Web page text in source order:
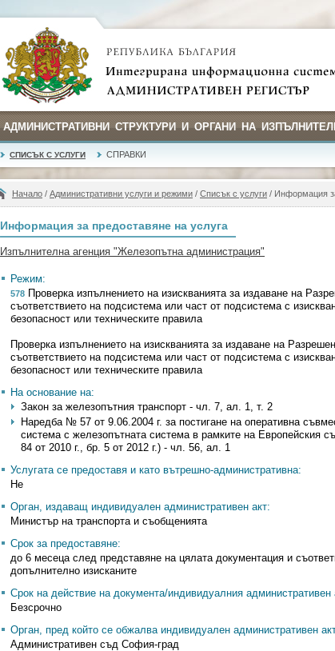
АДМИНИСТРАТИВНИ СТРУКТУРИ И ОРГАНИ НА
СПИСЪК С УСЛУГИ СПРАВКИ
Начало / Административни услуги и режими / Списък с услуги / Информация
Информация за предоставяне на услуга
Изпълнителна агенция "Железопътна администрация"
Режим:
578 Проверка изпълнението на изискванията за издаване на
съответствието на подсистема или част от подсистема с
безопасност или техническите правила
Проверка изпълнението на изискванията за издаване на
съответствието на подсистема или част от подсистема с
безопасност или техническите правила
На основание на:
Закон за железопътния транспорт - чл. 7, ал. 1, т. 2
Наредба № 57 от 9.06.2004 г. за постигане на оперативна
система с железопътната система в рамките на Европейския
84 от 2010 г., бр. 5 от 2012 г.) - чл. 56, ал. 1
Услугата се предоставя и като вътрешно-административна:
Не
Орган, издаващ индивидуален административен акт:
Министър на транспорта и съобщенията
Срок за предоставяне:
до 6 месеца след представяне на цялата документация и
допълнително изисканите
Срок на действие на документа/индивидуалния административен
Безсрочно
Орган, пред който се обжалва индивидуален административен
Административен съд София-град